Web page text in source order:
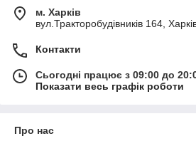
м. Харків
вул.Тракторобудівників 164,
Контакти
Сьогодні працює з 09:00 до
Показати весь графік роботи
Про нас